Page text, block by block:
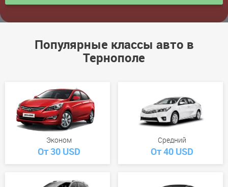
Популярные классы авто в
Тернополе
Эконом
От 30 USD
Средний
От 40 USD